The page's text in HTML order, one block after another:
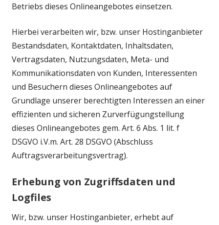
Betriebs dieses Onlineangebotes einsetzen.
Hierbei verarbeiten wir, bzw. unser Hostinganbieter
Bestandsdaten, Kontaktdaten, Inhaltsdaten,
Vertragsdaten, Nutzungsdaten, Meta- und
Kommunikationsdaten von Kunden, Interessenten
und Besuchern dieses Onlineangebotes auf
Grundlage unserer berechtigten Interessen an einer
effizienten und sicheren Zurverfügungstellung
dieses Onlineangebotes gem. Art. 6 Abs. 1 lit. f
DSGVO i.V.m. Art. 28 DSGVO (Abschluss
Auftragsverarbeitungsvertrag).
Erhebung von Zugriffsdaten und
Logfiles
Wir, bzw. unser Hostinganbieter, erhebt auf